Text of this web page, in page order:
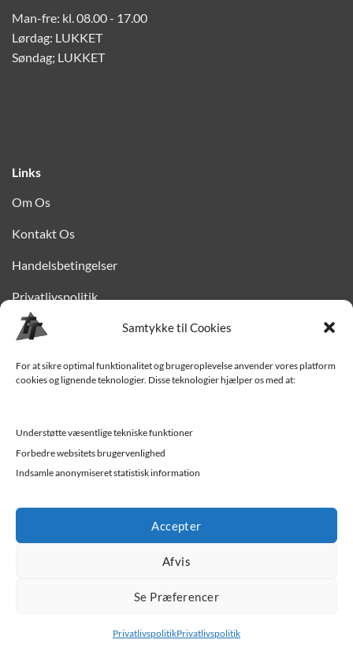
Samtykke til Cookies
For at sikre optimal funktionalitet og brugeroplevelse anvender vores platform
cookies og lignende teknologier. Disse teknologier hjælper os med at:
Understøtte væsentlige tekniske funktioner
Forbedre websitets brugervenlighed
Indsamle anonymiseret statistisk information
Accepter
Afvis
Se Præferencer
PrivatlivspolitikPrivatlivspolitik
Man-fre: kl. 08.00 - 17.00
Lørdag: LUKKET
Søndag; LUKKET
Links
Om Os
Kontakt Os
Handelsbetingelser
Privatlivspolitik
Finansiering
Levering til Sjælland
Værksted
Trekantens Trailercenter - Vejle | Kolding | Horsens | Fredericia |